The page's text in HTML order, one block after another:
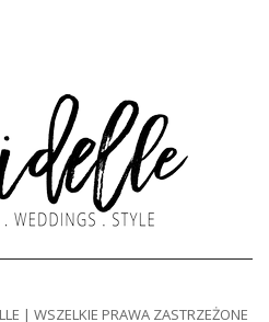
| WSZELKIE PRAWA ZASTRZEŻONE